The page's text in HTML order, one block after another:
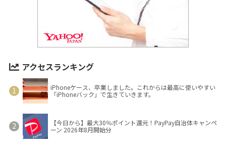
アクセスランキング
iPhoneケース、卒業しました。これからは最高に使いやすい
「iPhoneバック」で生きていきます。
【今日から】最大30％ポイント還元！PayPay自治体キャンペ
ーン 2026年8月開始分